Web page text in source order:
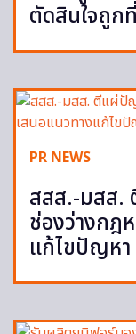
ตัดสินใจถูก
PR NEWS
สสส.-มสส.
ช่องว่างกฎ
แก้ไขปัญหา